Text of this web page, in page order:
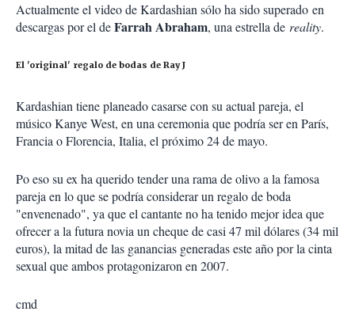
Actualmente el video de Kardashian sólo ha sido superado en
descargas por el deFarrah Abraham, una estrella de reality.
El 'original' regalo de bodas de Ray J
Kardashian tiene planeado casarse con su actual pareja, el
músico Kanye West, en una ceremonia que podría ser en París,
Francia o Florencia, Italia, el próximo 24 de mayo.
Po eso su ex ha querido tender una rama de olivo a la famosa
pareja en lo que se podría considerar un regalo de boda
"envenenado", ya que el cantante no ha tenido mejor idea que
ofrecer a la futura novia un cheque de casi 47 mil dólares (34 mil
euros), la mitad de las ganancias generadas este año por la cinta
sexual que ambos protagonizaron en 2007.
cmd